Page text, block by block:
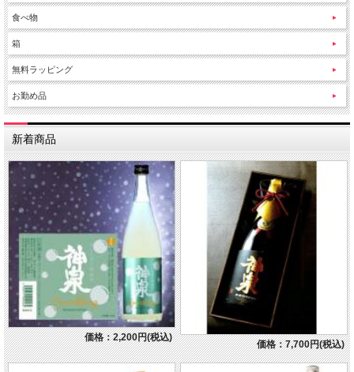
食べ物
箱
無料ラッピング
お勤め品
新着商品
価格：2,200円(税込)
価格：7,700円(税込)